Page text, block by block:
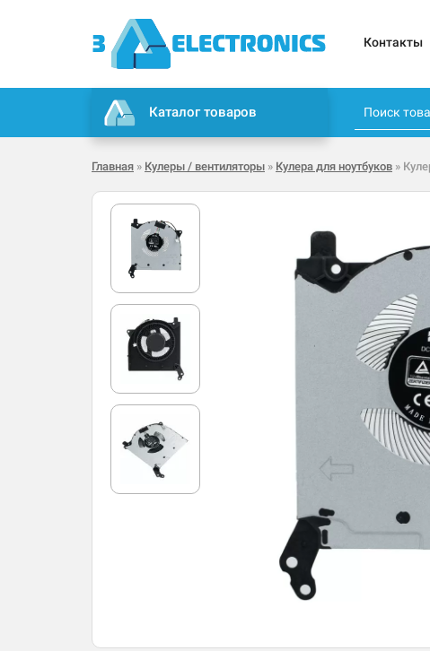
Контакты
Каталог товаров
Главная » Кулеры / вентиляторы » Кулера для ноутбуков »